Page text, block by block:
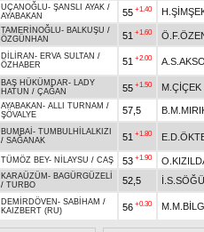
UÇANOĞLU- ŞANSLI AYAK /
AYABAKAN
55 +1.40
TAMERİNOĞLU- BALKUŞU /
ÖZGÜNHAN
51 +1.60
DİLİRAN - ERVA SULTAN /
ÖZHABER
51 +2.00
BAŞ HÜKÜMDAR- LADY
HATUN / ÇAĞAN 55 +1.50 M.ÇİÇEK
AYABAKAN - ALLI TURNAM /
ŞÖVALYE
57,5
BUMBAİ - TUMBULHİLALKIZI
/ SAĞANAK 51 +1.80
TÜMÖZ BEY- NİLAYSU / CAŞ 53 +1.90
KARAÜZÜM - BAGÜRGÜZELİ
/ TURBO 52,5
DEMİRDÖVEN - SABİHAM /
KAIZBERT (RU)
56 +0.30